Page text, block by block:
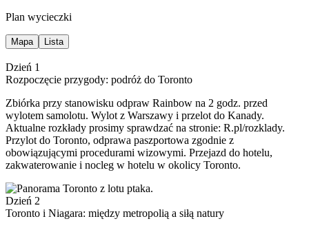
Plan wycieczki
Mapa Lista
Dzień 1
Rozpoczęcie przygody: podróż do Toronto
Zbiórka przy stanowisku odpraw Rainbow na 2 godz. przed
wylotem samolotu. Wylot z Warszawy i przelot do Kanady.
Aktualne rozkłady prosimy sprawdzać na stronie: R.pl/rozklady.
Przylot do Toronto, odprawa paszportowa zgodnie z
obowiązującymi procedurami wizowymi. Przejazd do hotelu,
zakwaterowanie i nocleg w hotelu w okolicy Toronto.
Dzień 2
Toronto i Niagara: między metropolią a siłą natury